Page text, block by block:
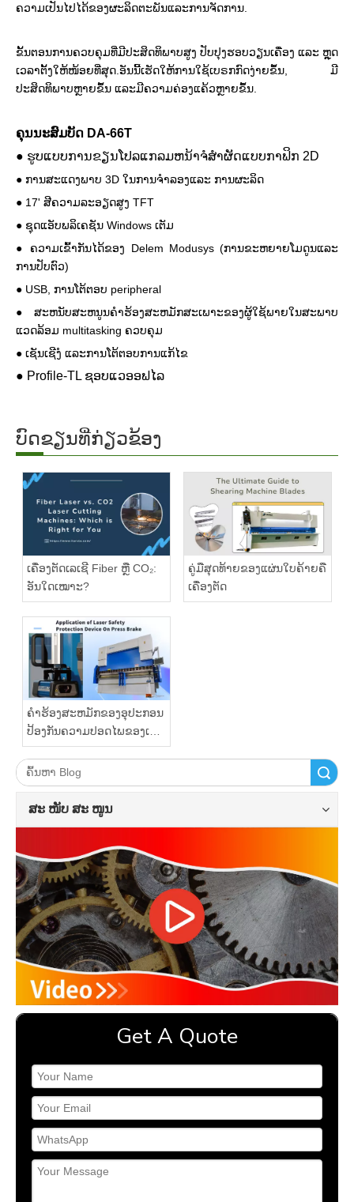
ຄວາມເປັນໄປໄດ້ຂອງຜະລິດຕະພັນແລະການຈັດການ.
ຂັ້ນຕອນການຄວບຄຸມທີ່ມີປະສິດທິພາບສູງ ປັບປຸງຮອບວຽນເຄື່ອງ ແລະ ຫຼຸດ
ເວລາຕັ້ງໃຫ້ໜ້ອຍທີ່ສຸດ.ອັນນີ້ເຮັດໃຫ້ການໃຊ້ເບຣກກົດງ່າຍຂຶ້ນ, ມີ
ປະສິດທິພາບຫຼາຍຂຶ້ນ ແລະມີຄວາມຄ່ອງແຄ້ວຫຼາຍຂຶ້ນ.
ຄຸນນະສົມບັດ DA-66T
● ຮູບແບບການຂຽນໂປລແກລມຫນ້າຈໍສໍາຜັດແບບກາຟິກ 2D
● ການສະແດງພາບ 3D ໃນການຈໍາລອງແລະ ການຜະລິດ
● 17' ສີຄວາມລະອຽດສູງ TFT
● ຊຸດແອັບພລິເຄຊັນ Windows ເຕັມ
● ຄວາມເຂົ້າກັນໄດ້ຂອງ Delem Modusys (ການຂະຫຍາຍໂມດູນແລະ
ການປັບຕົວ)
● USB, ການໂຕ້ຕອບ peripheral
● ສະຫນັບສະຫນູນຄໍາຮ້ອງສະຫມັກສະເພາະຂອງຜູ້ໃຊ້ພາຍໃນສະພາບ
ແວດລ້ອມ multitasking ຄວບຄຸມ
● ເຊັນເຊີງໍ ແລະການໂຕ້ຕອບການແກ້ໄຂ
● Profile-TL ຊອບແວອອຟໄລ
ບົດຂຽນທີ່ກ່ຽວຂ້ອງ
ເຄື່ອງຕັດເລເຊີ Fiber ຫຼື CO₂:
ອັນໃດເໝາະ?
ຄູ່ມືສຸດທ້າຍຂອງແຜ່ນໃບຄ້າຍຄື
ເຄື່ອງຕັດ
ຄໍາຮ້ອງສະຫມັກຂອງອຸປະກອນ
ປ້ອງກັນຄວາມປອດໄພຂອງເລ
ເຊີກ່ຽວກັບການກົດເບກ
ສະ ໜັບ ສະ ໜູນ
Get A Quote